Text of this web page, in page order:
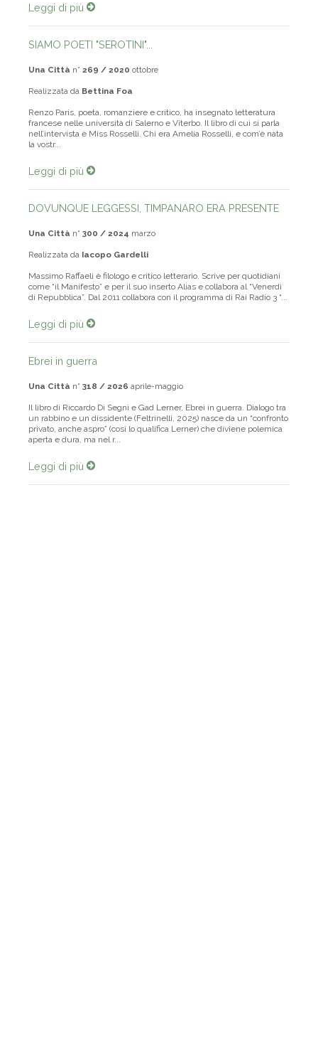
Leggi di più
SIAMO POETI "SEROTINI"...
Una Città n° 269 / 2020 ottobre
Realizzata da Bettina Foa
Renzo Paris, poeta, romanziere e critico, ha insegnato letteratura
francese nelle università di Salerno e Viterbo. Il libro di cui si parla
nell’intervista è Miss Rosselli. Chi era Amelia Rosselli, e com’è nata
la vostr...
Leggi di più
DOVUNQUE LEGGESSI, TIMPANARO ERA PRESENTE
Una Città n° 300 / 2024 marzo
Realizzata da Iacopo Gardelli
Massimo Raffaeli è filologo e critico letterario. Scrive per quotidiani
come “il Manifesto” e per il suo inserto Alias e collabora al “Venerdì
di Repubblica”. Dal 2011 collabora con il programma di Rai Radio 3 “...
Leggi di più
Ebrei in guerra
Una Città n° 318 / 2026 aprile-maggio
Il libro di Riccardo Di Segni e Gad Lerner, Ebrei in guerra. Dialogo tra
un rabbino e un dissidente (Feltrinelli, 2025) nasce da un “confronto
privato, anche aspro” (così lo qualifica Lerner) che diviene polemica
aperta e dura, ma nel r...
Leggi di più